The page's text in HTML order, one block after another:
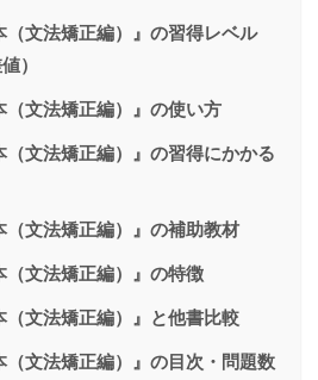
（文法矯正編）』の習得レベル
）
（文法矯正編）』の使い方
（文法矯正編）』の習得にかかる
（文法矯正編）』の補助教材
（文法矯正編）』の特徴
（文法矯正編）』と他書比較
（文法矯正編）』の目次・問題数